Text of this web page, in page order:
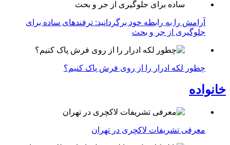
آرامش را به رابطه خود برگردانید: ترفندهای ساده برای
جلوگیری از جر و بحث
چطور لکه ادرار را از روی فرش پاک کنیم؟
خانواده
معرفی تشریفات لاکچری در تهران